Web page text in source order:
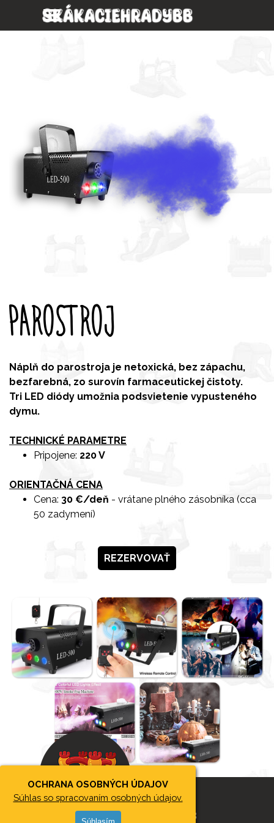
OCHRANA OSOBNÝCH ÚDAJOV
Súhlas so spracovaním osobných údajov.
PAROSTROJ
Náplň do parostroja je netoxická, bez zápachu,
bezfarebná, zo surovín farmaceutickej čistoty.
Tri LED diódy umožnia podsvietenie vypusteného
dymu.
TECHNICKÉ PARAMETRE
Pripojene: 220 V
ORIENTAČNÁ CENA
Cena: 30 €/deň - vrátane plného zásobníka (cca
50 zadymení)
REZERVOVAŤ
2026 © SKÁKACIEHRADYBB